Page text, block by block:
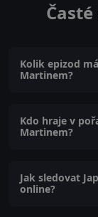
Kolik epizod
Martinem?
Kdo hraje v
Martinem?
Jak sledovat
online?